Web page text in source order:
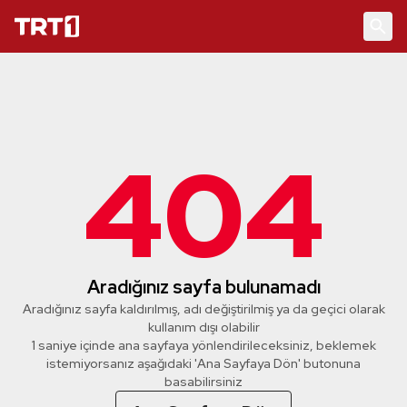
404
Aradığınız sayfa bulunamadı
Aradığınız sayfa kaldırılmış, adı değiştirilmiş ya da geçici olarak
kullanım dışı olabilir
1 saniye içinde ana sayfaya yönlendirileceksiniz, beklemek
istemiyorsanız aşağıdaki 'Ana Sayfaya Dön' butonuna
basabilirsiniz